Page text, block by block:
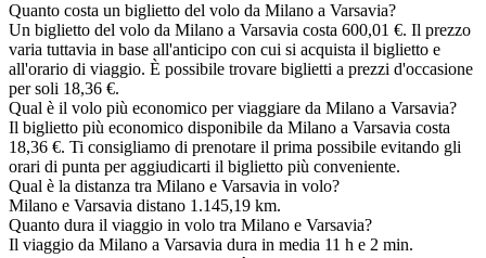
Quanto costa un biglietto del volo da Milano a Varsavia?
Un biglietto del volo da Milano a Varsavia costa 600,01 €. Il prezzo
varia tuttavia in base all'anticipo con cui si acquista il biglietto e
all'orario di viaggio. È possibile trovare biglietti a prezzi d'occasione
per soli 18,36 €.
Qual è il volo più economico per viaggiare da Milano a Varsavia?
Il biglietto più economico disponibile da Milano a Varsavia costa
18,36 €. Ti consigliamo di prenotare il prima possibile evitando gli
orari di punta per aggiudicarti il biglietto più conveniente.
Qual è la distanza tra Milano e Varsavia in volo?
Milano e Varsavia distano 1.145,19 km.
Quanto dura il viaggio in volo tra Milano e Varsavia?
Il viaggio da Milano a Varsavia dura in media 11 h e 2 min.